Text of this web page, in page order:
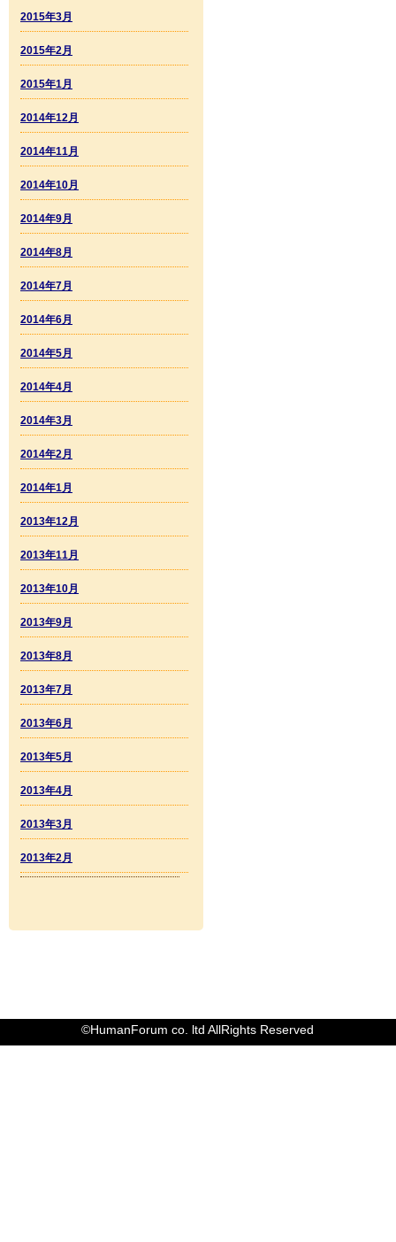
2015年3月
2015年2月
2015年1月
2014年12月
2014年11月
2014年10月
2014年9月
2014年8月
2014年7月
2014年6月
2014年5月
2014年4月
2014年3月
2014年2月
2014年1月
2013年12月
2013年11月
2013年10月
2013年9月
2013年8月
2013年7月
2013年6月
2013年5月
2013年4月
2013年3月
2013年2月
©HumanForum co. ltd AllRights Reserved